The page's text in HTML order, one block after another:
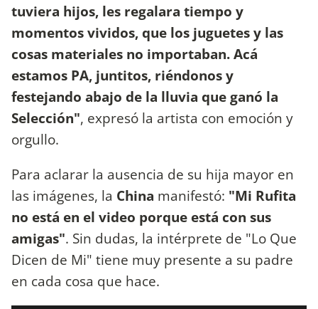
tuviera hijos, les regalara tiempo y
momentos vividos, que los juguetes y las
cosas materiales no importaban. Acá
estamos PA, juntitos, riéndonos y
festejando abajo de la lluvia que ganó la
Selección", expresó la artista con emoción y
orgullo.
Para aclarar la ausencia de su hija mayor en
las imágenes, la China manifestó: "Mi Rufita
no está en el video porque está con sus
amigas". Sin dudas, la intérprete de "Lo Que
Dicen de Mi" tiene muy presente a su padre
en cada cosa que hace.